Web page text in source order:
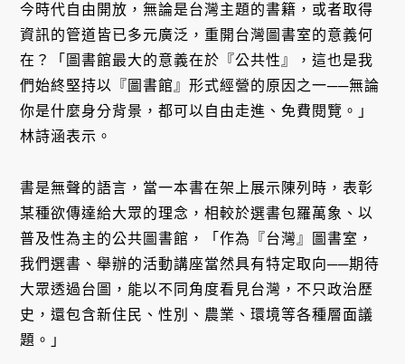
今時代自由開放，無論是台灣主題的書籍，或者取得
資訊的管道皆已多元廣泛，重開台灣圖書室的意義何
在？「圖書館最大的意義在於『公共性』，這也是我
們始終堅持以『圖書館』形式經營的原因之一──無論
你是什麼身分背景，都可以自由走進、免費閱覽。」
林詩涵表示。
書是無聲的語言，當一本書在架上展示陳列時，表彰
某種欲傳達給大眾的理念，相較於選書包羅萬象、以
普及性為主的公共圖書館，「作為『台灣』圖書室，
我們選書、舉辦的活動講座當然具有特定取向──期待
大眾透過台圖，能以不同角度看見台灣，不只政治歷
史，還包含新住民、性別、農業、環境等各種層面議
題。」